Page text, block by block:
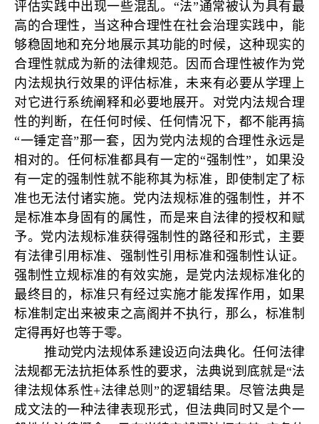
评估实践中出现一些混乱。“法”通常被认为具有最
高的合理性，当这种合理性在社会治理实践中，能
够稳固地和充分地展示其功能的时候，这种现实的
合理性就成为新的法律规范。因而合理性被作为党
内法规执行效果的评估标准，未来有必要从学理上
对它进行系统阐释和必要地展开。对党内法规合理
性的判断，在任何时候、任何情况下，都不能再搞
“一锤定音”那一套，因为党内法规的合理性永远是
相对的。任何标准都具有一定的“强制性”，如果没
有一定的强制性就不能称其为标准，即使制定了标
准也无法付诸实施。党内法规标准的强制性，并不
是标准本身固有的属性，而是来自法律的授权和赋
予。党内法规标准获得强制性的路径和形式，主要
有法律引用标准、强制性引用标准和强制性认证。
强制性立规标准的有效实施，是党内法规标准化的
最终目的，标准只有经过实施才能发挥作用，如果
标准制定出来被束之高阁并不执行，那么，标准制
定得再好也等于零。
推动党内法规体系建设迈向法典化。任何法律
法规都无法抗拒体系性的要求，法典说到底就是“法
律法规体系性+法律总则”的逻辑结果。尽管法典是
成文法的一种法律表现形式，但法典同时又是个一